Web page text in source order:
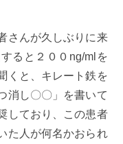
さんが久しぶりに来
ると２００ng/mlを
くと、キレート鉄を
消し〇〇」を書いて
しており、この患者
た人が何名かおられ